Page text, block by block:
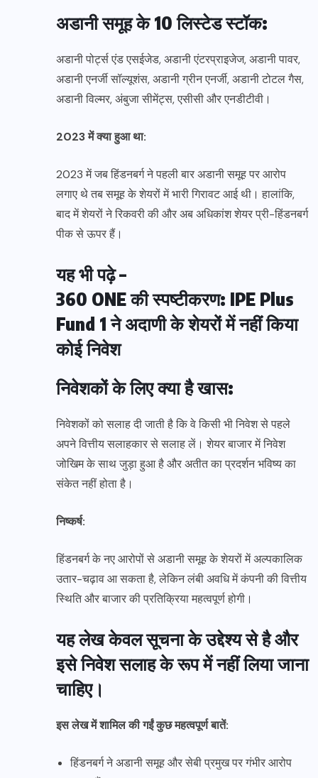
अडानी समूह के 10 लिस्टेड स्टॉक:
अडानी पोर्ट्स एंड एसईजेड, अडानी एंटरप्राइजेज, अडानी पावर,
अडानी एनर्जी सॉल्यूशंस, अडानी ग्रीन एनर्जी, अडानी टोटल गैस,
अडानी विल्मर, अंबुजा सीमेंट्स, एसीसी और एनडीटीवी।
2023 में क्या हुआ था:
2023 में जब हिंडनबर्ग ने पहली बार अडानी समूह पर आरोप
लगाए थे तब समूह के शेयरों में भारी गिरावट आई थी। हालांकि,
बाद में शेयरों ने रिकवरी की और अब अधिकांश शेयर प्री-हिंडनबर्ग
पीक से ऊपर हैं।
यह भी पढ़े –
360 ONE की स्पष्टीकरण: IPE Plus
Fund 1 ने अदाणी के शेयरों में नहीं किया
कोई निवेश
निवेशकों के लिए क्या है खास:
निवेशकों को सलाह दी जाती है कि वे किसी भी निवेश से पहले
अपने वित्तीय सलाहकार से सलाह लें। शेयर बाजार में निवेश
जोखिम के साथ जुड़ा हुआ है और अतीत का प्रदर्शन भविष्य का
संकेत नहीं होता है।
निष्कर्ष:
हिंडनबर्ग के नए आरोपों से अडानी समूह के शेयरों में अल्पकालिक
उतार-चढ़ाव आ सकता है, लेकिन लंबी अवधि में कंपनी की वित्तीय
स्थिति और बाजार की प्रतिक्रिया महत्वपूर्ण होगी।
यह लेख केवल सूचना के उद्देश्य से है और
इसे निवेश सलाह के रूप में नहीं लिया जाना
चाहिए।
इस लेख में शामिल की गईं कुछ महत्वपूर्ण बातें:
हिंडनबर्ग ने अडानी समूह और सेबी प्रमुख पर गंभीर आरोप